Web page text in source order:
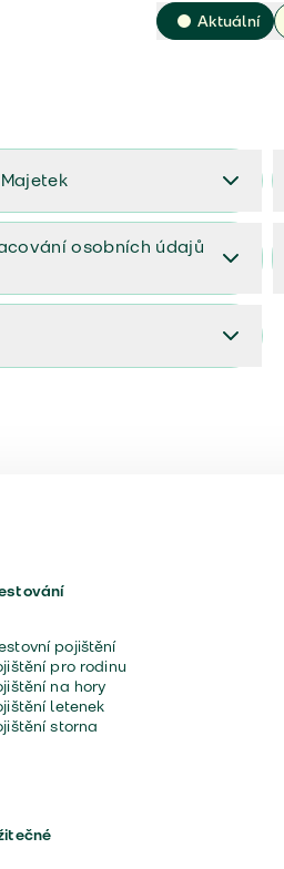
Aktuální
2023
osobních údajů
osobních údajů (PDF)
pojištění
pro rodinu
na hory
letenek
storna